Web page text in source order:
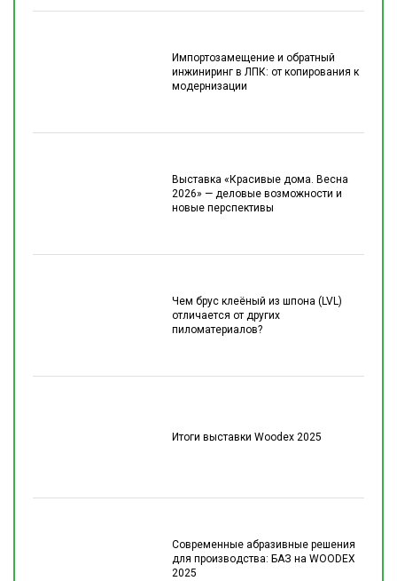
Импортозамещение и обратный
инжиниринг в ЛПК: от копирования к
модернизации
Выставка «Красивые дома. Весна
2026» — деловые возможности и
новые перспективы
Чем брус клеёный из шпона (LVL)
отличается от других
пиломатериалов?
Итоги выставки Woodex 2025
Современные абразивные решения
для производства: БАЗ на WOODEX
2025